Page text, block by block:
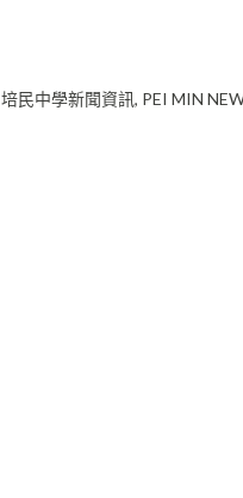
培民中學新聞資訊 PEI MIN